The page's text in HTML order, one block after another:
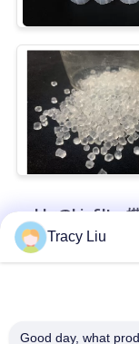
mbbrのbiofilter
25X4mmの水産養
Tracy Liu
Good day, what